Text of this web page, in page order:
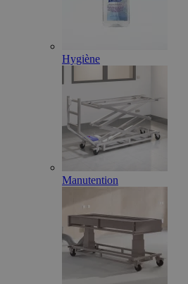
Hygiène
Manutention